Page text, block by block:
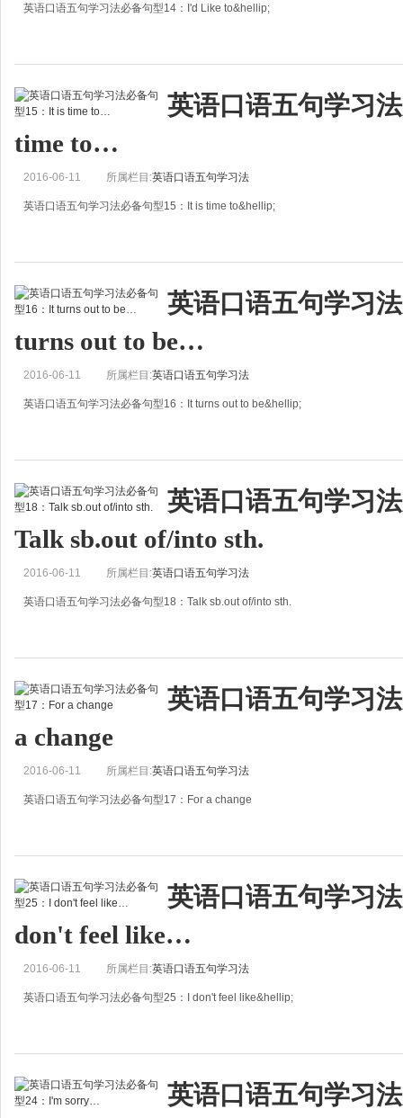
英语口语五句学习法必备句型14：I'd Like to&hellip;
我愿意&hellip;
很多人总喜欢抱怨别人在同自己说话的时候没有分寸，没有修养，但是否曾注
英语口语五句学习
time to…
2016-06-11 所属栏目:英语口语五句学习法
英语口语五句学习法必备句型15：It is time to&hellip;
该是&hellip;的时间了
精品五句
普通句
是该冲出去的时候了。
英语口语五句学习
turns out to be…
2016-06-11 所属栏目:英语口语五句学习法
英语口语五句学习法必备句型16：It turns out to be&hellip;
结果&hellip;
这个句型有“最终&hellip;&hellip;，结果&hellip;&hellip;”的含义，是每
英语口语五句学习
Talk sb.out of/into sth.
2016-06-11 所属栏目:英语口语五句学习法
英语口语五句学习法必备句型18：Talk sb.out of/into sth.
劝说某人不要做某事
Talk sb.into sth.
英语口语五句学习
a change
2016-06-11 所属栏目:英语口语五句学习法
英语口语五句学习法必备句型17：For a change
改变一下，调剂一下
生活中有太多一成不变，为了给自己增添动力，我们需要做一下改变，哪怕只
英语口语五句学习
don't feel like…
2016-06-11 所属栏目:英语口语五句学习法
英语口语五句学习法必备句型25：I don't feel like&hellip;
我不想&hellip;
有些雷同于don't want to do sth.的含义，又没有它那么生硬。总之，太常用了，
英语口语五句学习